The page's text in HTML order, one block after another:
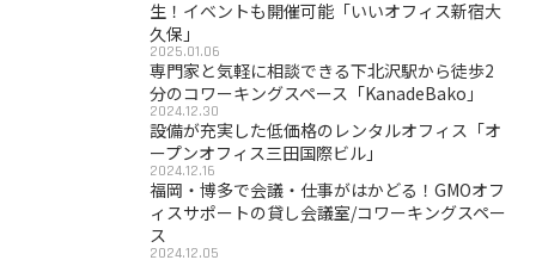
生！イベントも開催可能「いいオフィス新宿大
久保」
2025.01.06
専門家と気軽に相談できる下北沢駅から徒歩2
分のコワーキングスペース「KanadeBako」
2024.12.30
設備が充実した低価格のレンタルオフィス「オ
ープンオフィス三田国際ビル」
2024.12.16
福岡・博多で会議・仕事がはかどる！GMOオフ
ィスサポートの貸し会議室/コワーキングスペー
ス
2024.12.05